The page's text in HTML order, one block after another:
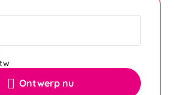
Ontwerp nu